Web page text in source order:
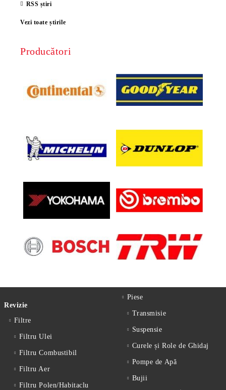
RSS știri
Vezi toate știrile
Producători
Revizie
Filtre
Filtru Ulei
Filtru Combustibil
Filtru Aer
Filtru Polen/Habitaclu
Piese
Transmisie
Suspensie
Curele și Role de Ghidaj
Pompe de Apă
Bujii